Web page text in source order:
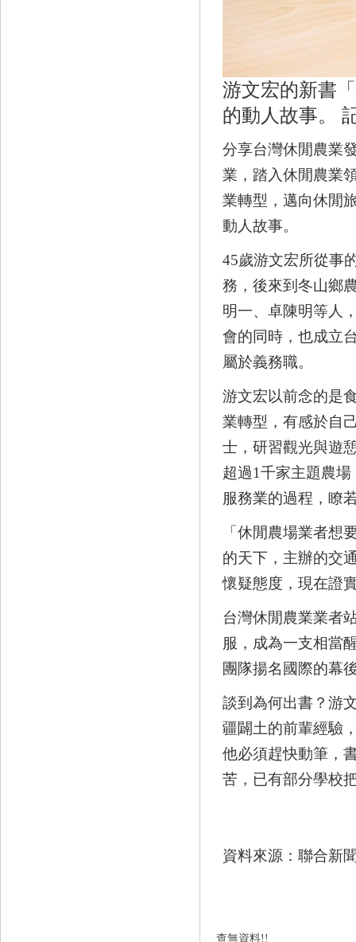
游文宏的新書
的動人故事。
分享台灣休閒農業
業，踏入休閒農業
業轉型，邁向休閒
動人故事。
45歲游文宏所從事
務，後來到冬山鄉
明一、卓陳明等人
會的同時，也成立
屬於義務職。
游文宏以前念的是
業轉型，有感於自
士，研習觀光與遊
超過1千家主題農
服務業的過程，瞭
「休閒農場業者想
的天下，主辦的交
懷疑態度，現在證
台灣休閒農業業者
服，成為一支相當
團隊揚名國際的幕
談到為何出書？游
疆闢土的前輩經驗
他必須趕快動筆，
苦，已有部分學校
資料來源： 聯合新
查無資料!!